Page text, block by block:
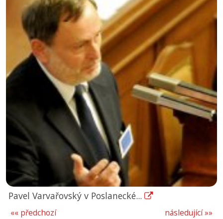
Pavel Varvařovský v Poslanecké...
následující »»
«« předchozí